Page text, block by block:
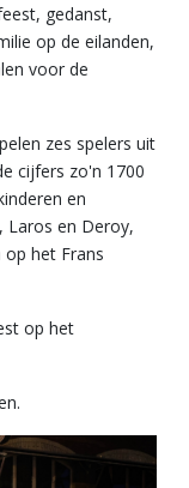
gedanst,
op de eilanden,
voor de
zes spelers uit
cijfers zo'n 1700
en
Laros en Deroy,
op het Frans
op het